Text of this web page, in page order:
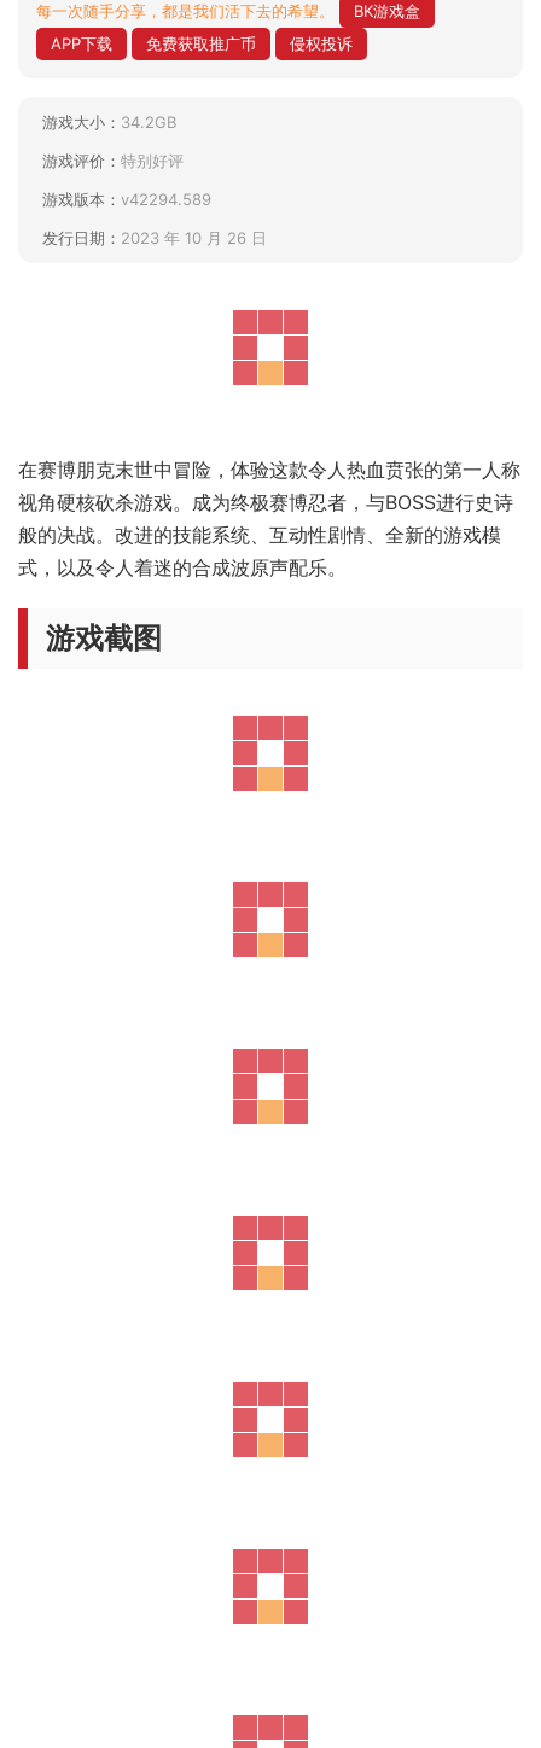
每一次随手分享，都是我们活下去的希望。
BK游戏盒
APP下载
免费获取推广币 侵权投诉
游戏大小： 34.2GB
游戏评价： 特别好评
游戏版本： v42294.589
发行日期： 2023 年 10 月 26 日
在赛博朋克末世中冒险，体验这款令人热血贲张的第一人称
视角硬核砍杀游戏。成为终极赛博忍者，与BOSS进行史诗
般的决战。改进的技能系统、互动性剧情、全新的游戏模
式，以及令人着迷的合成波原声配乐。
游戏截图